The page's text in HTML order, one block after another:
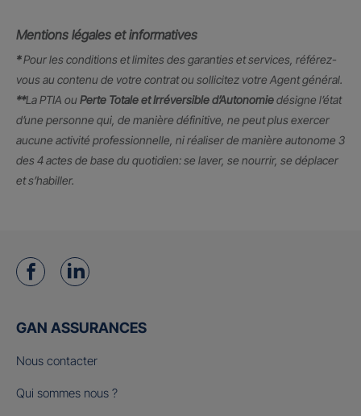
Mentions légales et informatives
*Pour les conditions et limites des garanties et services, référez-
vous au contenu de votre contrat ou sollicitez votre Agent général.
**La PTIA ou Perte Totale et Irréversible d’Autonomiedésigne l’état
d’une personne qui, de manière définitive, ne peut plus exercer
aucune activité professionnelle, ni réaliser de manière autonome 3
des 4 actes de base du quotidien: se laver, se nourrir, se déplacer
et s’habiller.
GAN ASSURANCES
Nous contacter
Qui sommes nous ?